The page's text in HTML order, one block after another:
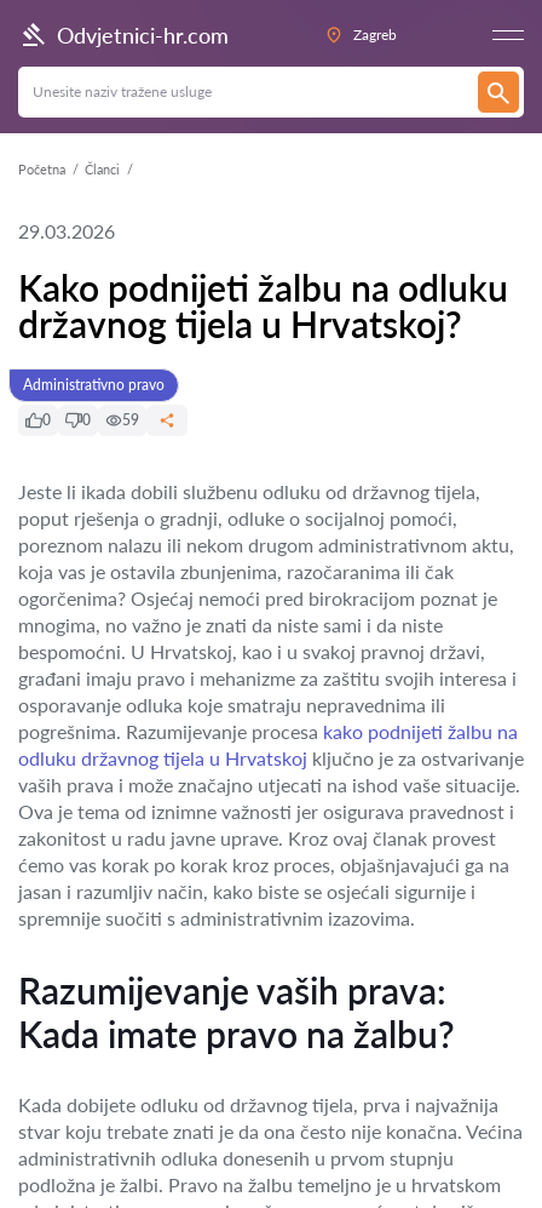
Odvjetnici-hr.com Zagreb
Početna Članci
29.03.2026
Kako podnijeti žalbu na odluku
državnog tijela u Hrvatskoj?
Administrativno pravo
0
0 59
Jeste li ikada dobili službenu odluku od državnog tijela,
poput rješenja o gradnji, odluke o socijalnoj pomoći,
poreznom nalazu ili nekom drugom administrativnom aktu,
koja vas je ostavila zbunjenima, razočaranima ili čak
ogorčenima? Osjećaj nemoći pred birokracijom poznat je
mnogima, no važno je znati da niste sami i da niste
bespomoćni. U Hrvatskoj, kao i u svakoj pravnoj državi,
građani imaju pravo i mehanizme za zaštitu svojih interesa i
osporavanje odluka koje smatraju nepravednima ili
pogrešnima. Razumijevanje procesa kako podnijeti žalbu na
odluku državnog tijela u Hrvatskoj ključno je za ostvarivanje
vaših prava i može značajno utjecati na ishod vaše situacije.
Ova je tema od iznimne važnosti jer osigurava pravednost i
zakonitost u radu javne uprave. Kroz ovaj članak provest
ćemo vas korak po korak kroz proces, objašnjavajući ga na
jasan i razumljiv način, kako biste se osjećali sigurnije i
spremnije suočiti s administrativnim izazovima.
Razumijevanje vaših prava:
Kada imate pravo na žalbu?
Kada dobijete odluku od državnog tijela, prva i najvažnija
stvar koju trebate znati je da ona često nije konačna. Većina
administrativnih odluka donesenih u prvom stupnju
podložna je žalbi. Pravo na žalbu temeljno je u hrvatskom